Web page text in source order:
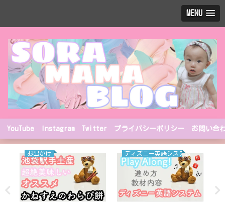
MENU
YouTube Instagram Twitter プライバシーポリシー お問い合
お出かけ ディズニー英語システム